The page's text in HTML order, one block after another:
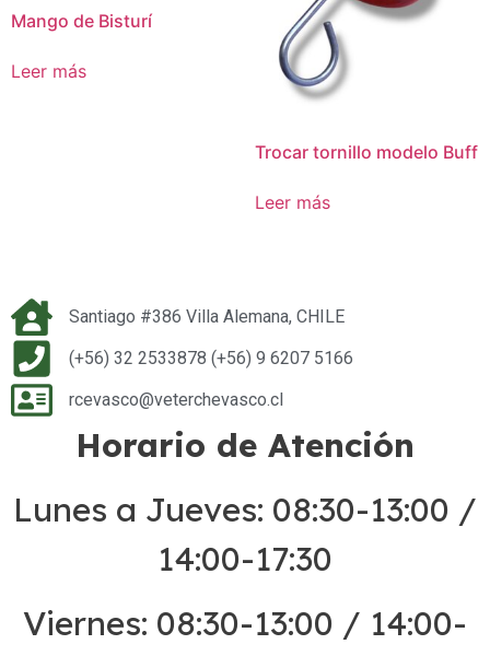
Mango de Bisturí
Leer más
Trocar tornillo modelo Buff
Leer más
Santiago #386 Villa Alemana, CHILE
(+56) 32 2533878 (+56) 9 6207 5166
rcevasco@veterchevasco.cl
Horario de Atención
Lunes a Jueves: 08:30-13:00 /
14:00-17:30
Viernes: 08:30-13:00 / 14:00-